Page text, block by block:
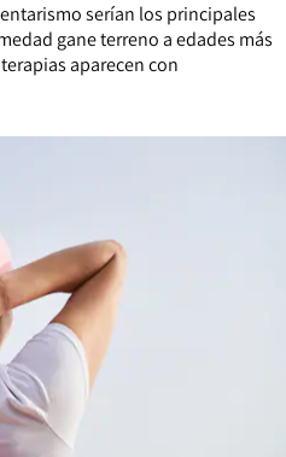
serían los principales
gane terreno a edades más
aparecen con